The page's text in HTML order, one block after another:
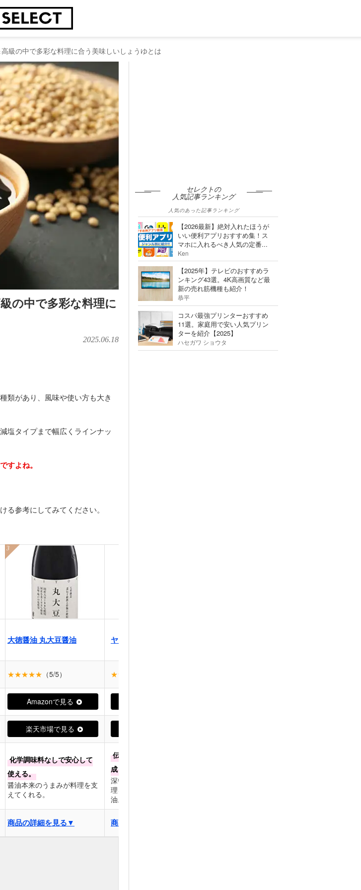
級の中で多彩な料理に合う美味しいしょうゆとは
の中で多彩な料理に
2025.06.18
類があり、風味や使い方も大き
塩タイプまで幅広くラインナッ
すよね。
参考にしてみてください。
大徳醤油 丸大豆醤油 ヤマロク 醤油 鶴醬
★★★★★ （5/5） ★★★★☆
Amazonで見る
楽天市場で見る
化学調味料なしで安心して
使える。
醤油本来のうまみが料理を支
えてくれる。
伝統的な製法でじっくり熟
成された芳醇な香り。
深いコクとまろやかさが料
理を格上げする特別な醤
油。
商品の詳細を見る▼ 商品の詳細を見る▼
セレクトの
人気記事ランキング
人気のあった記事ランキング
【2026最新】絶対入れたほうが
いい便利アプリおすすめ集！ス
マホに入れるべき人気の定番...
Ken
【2025年】テレビのおすすめラ
ンキング43選。4K高画質など最
新の売れ筋機種も紹介！
恭平
コスパ最強プリンターおすすめ
11選。家庭用で安い人気プリン
ターを紹介【2025】
ハセガワ ショウタ